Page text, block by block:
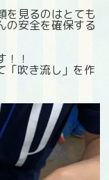
を見るのはとても
の安全を確保する
！
「吹き流し」を作